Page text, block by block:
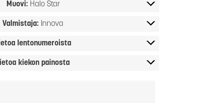
Muovi: Halo Star
Valmistaja: Innova
lentonumeroista
kiekon painosta